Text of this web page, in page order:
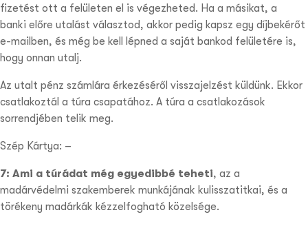
fizetést ott a felületen el is végezheted. Ha a másikat, a
banki előre utalást választod, akkor pedig kapsz egy díjbekérőt
e-mailben, és még be kell lépned a saját bankod felületére is,
hogy onnan utalj.
Az utalt pénz számlára érkezéséről visszajelzést küldünk. Ekkor
csatlakoztál a túra csapatához. A túra a csatlakozások
sorrendjében telik meg.
Szép Kártya: –
7: Ami a túrádat még egyedibbé teheti, az a
madárvédelmi szakemberek munkájának kulisszatitkai, és a
törékeny madárkák kézzelfogható közelsége.